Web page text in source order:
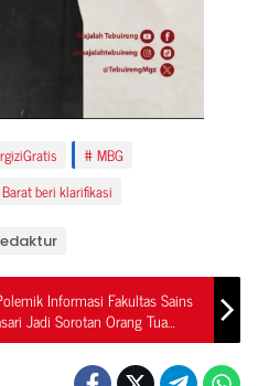
MBG
beri klarifikasi
Informasi Fakultas Sains
Jadi Sorotan Orang Tua